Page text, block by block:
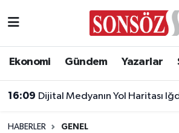
Ekonomi Gündem Yazarlar
16:09 Dijital Medyanın Yol Haritası
HABERLER GENEL
Asayiş
Ankara Nöbetçi Eczaneler